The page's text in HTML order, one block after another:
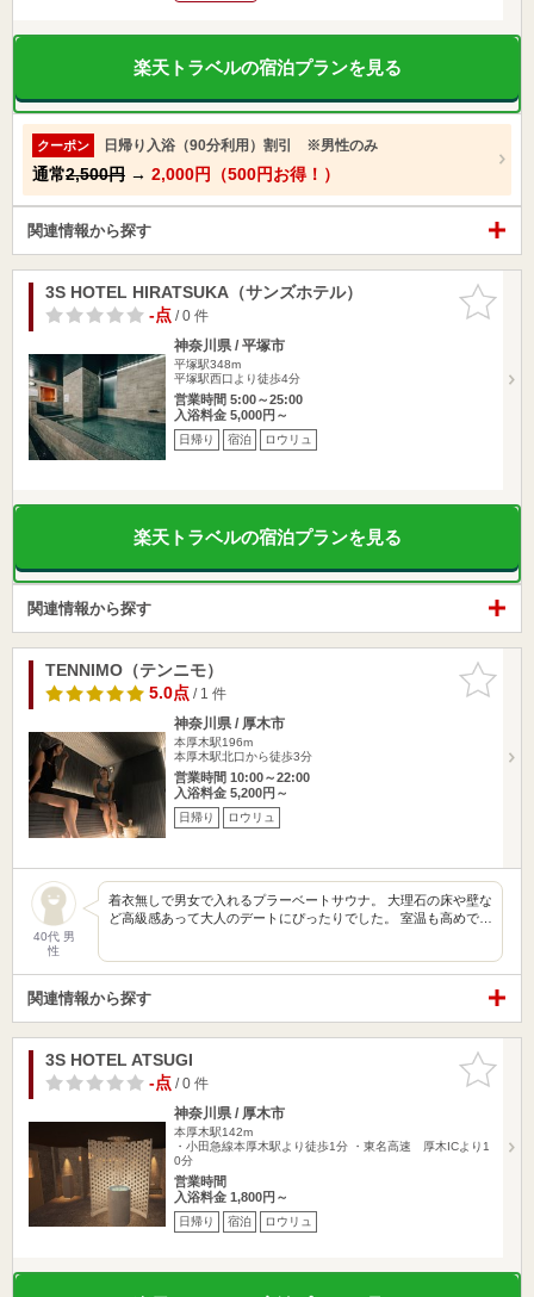
楽天トラベルの宿泊プランを見る
クーポン 日帰り入浴（90分利用）割引 ※男性のみ
通常2,500円 → 2,000円（500円お得！）
関連情報から探す
お気に入
りに追加
3S HOTEL HIRATSUKA（サンズホテル）
-点/ 0 件
神奈川県 / 平塚市
平塚駅348m
平塚駅西口より徒歩4分
営業時間 5:00～25:00
入浴料金 5,000円～
日帰り 宿泊 ロウリュ
楽天トラベルの宿泊プランを見る
関連情報から探す
お気に入
りに追加
TENNIMO（テンニモ）
5.0点/ 1 件
神奈川県 / 厚木市
本厚木駅196m
本厚木駅北口から徒歩3分
営業時間 10:00～22:00
入浴料金 5,200円～
日帰り ロウリュ
40代 男
性
着衣無しで男女で入れるプラーベートサウナ。 大理石の床や壁な
ど高級感あって大人のデートにぴったりでした。 室温も高めで…
関連情報から探す
お気に入
りに追加
3S HOTEL ATSUGI
-点/ 0 件
神奈川県 / 厚木市
本厚木駅142m
・小田急線本厚木駅より徒歩1分 ・東名高速 厚木ICより1
0分
営業時間
入浴料金 1,800円～
日帰り 宿泊 ロウリュ